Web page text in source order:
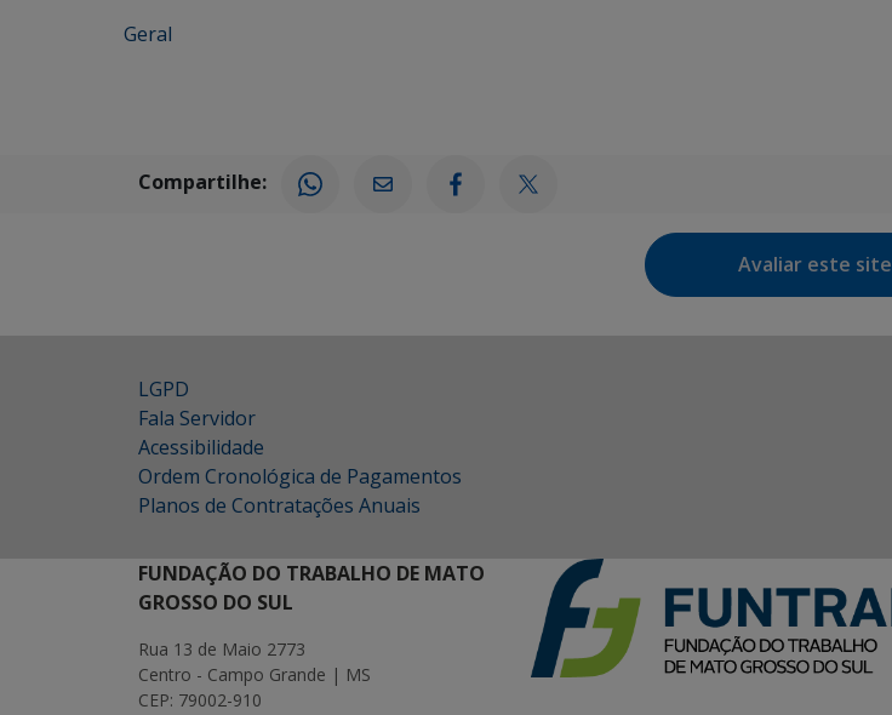
Geral
Compartilhe:
Avaliar este site
LGPD
Fala Servidor
Acessibilidade
Ordem Cronológica de Pagamentos
Planos de Contratações Anuais
FUNDAÇÃO DO TRABALHO DE MATO
GROSSO DO SUL
Rua 13 de Maio 2773
Centro - Campo Grande | MS
CEP: 79002-910